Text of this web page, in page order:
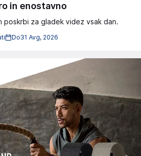
in enostavno
poskrbi za gladek videz vsak dan.
Do31 Avg, 2026